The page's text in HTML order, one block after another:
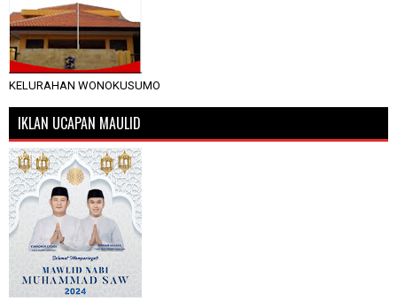
KELURAHAN WONOKUSUMO
IKLAN UCAPAN MAULID